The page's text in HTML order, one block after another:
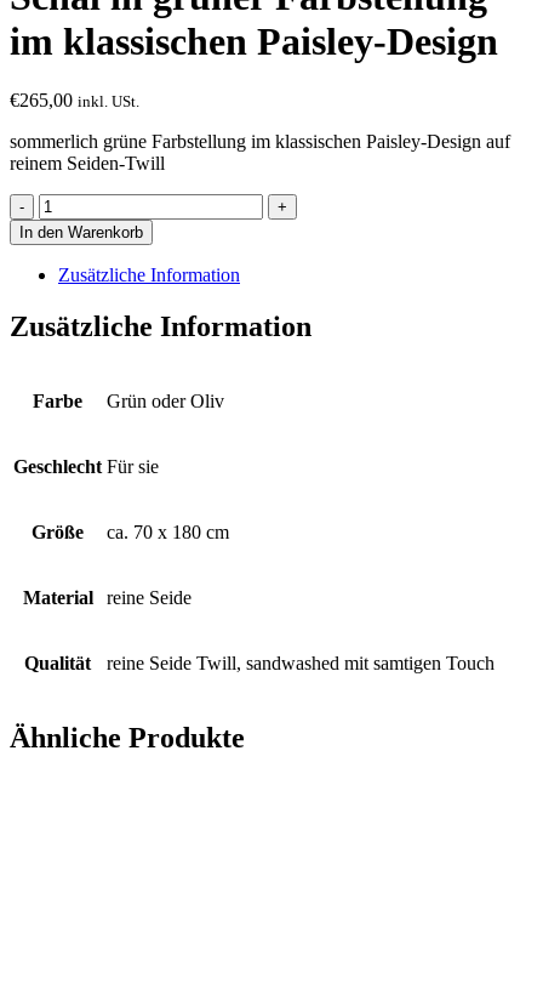
im klassischen Paisley-Design
€265,00 inkl. USt.
sommerlich grüne Farbstellung im klassischen Paisley-Design auf
reinem Seiden-Twill
Schal
in
grüner
Farbstellung
klassischen
Paisley-
In den Warenkorb
Zusätzliche Information
Zusätzliche Information
Farbe Grün oder Oliv
Geschlecht Für sie
Größe ca. 70 x 180 cm
Material reine Seide
Qualität reine Seide Twill, sandwashed mit samtigen Touch
Ähnliche Produkte